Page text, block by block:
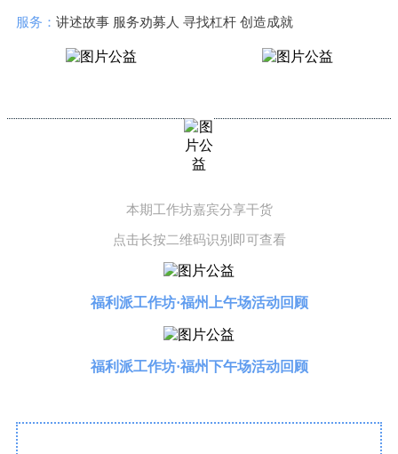
服务： 讲述故事 服务劝募人 寻找杠杆 创造成就
本期工作坊嘉宾分享干货
点击长按二维码识别即可查看
福利派工作坊·福州上午场活动回顾
福利派工作坊·福州下午场活动回顾